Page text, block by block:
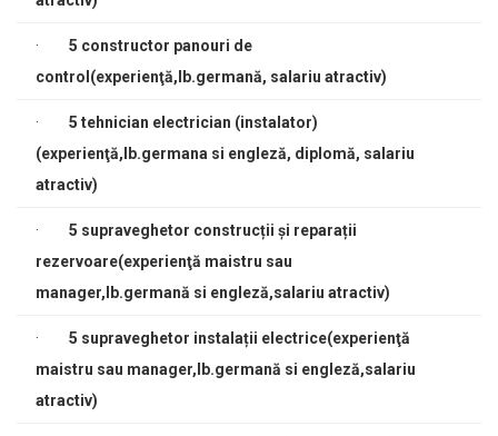
· 5 constructor panouri de
control(experienţă,lb.germană, salariu atractiv)
· 5 tehnician electrician (instalator)
(experienţă,lb.germana si engleză, diplomă, salariu
atractiv)
· 5 supraveghetor construcții și reparații
rezervoare(experienţă maistru sau
manager,lb.germană si engleză,salariu atractiv)
· 5 supraveghetor instalații electrice(experienţă
maistru sau manager,lb.germană si engleză,salariu
atractiv)